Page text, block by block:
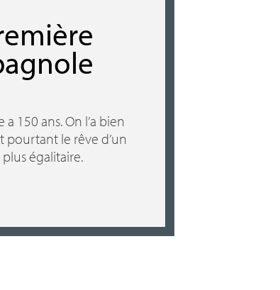
150 ans. On l’a bien
pourtant le rêve d’un
égalitaire.